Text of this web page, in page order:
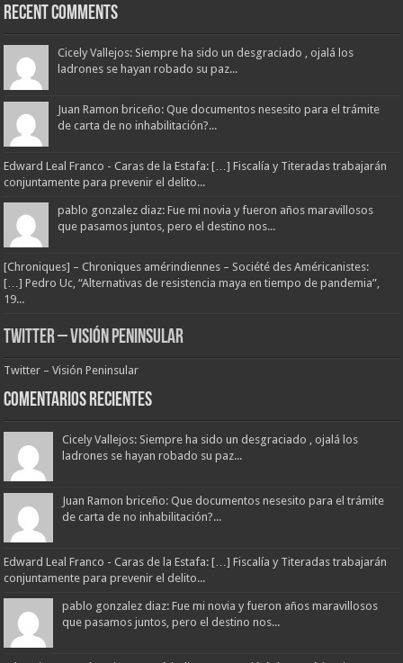
Recent Comments
Cicely Vallejos: Siempre ha sido un desgraciado , ojalá los
ladrones se hayan robado su paz...
Juan Ramon briceño: Que documentos nesesito para el trámite
de carta de no inhabilitación?...
Edward Leal Franco - Caras de la Estafa: […] Fiscalía y Titeradas trabajarán
conjuntamente para prevenir el delito...
pablo gonzalez diaz: Fue mi novia y fueron años maravillosos
que pasamos juntos, pero el destino nos...
[Chroniques] – Chroniques amérindiennes – Société des Américanistes:
[…] Pedro Uc, “Alternativas de resistencia maya en tiempo de pandemia”,
19...
Twitter – Visión Peninsular
Twitter – Visión Peninsular
Comentarios Recientes
Cicely Vallejos: Siempre ha sido un desgraciado , ojalá los
ladrones se hayan robado su paz...
Juan Ramon briceño: Que documentos nesesito para el trámite
de carta de no inhabilitación?...
Edward Leal Franco - Caras de la Estafa: […] Fiscalía y Titeradas trabajarán
conjuntamente para prevenir el delito...
pablo gonzalez diaz: Fue mi novia y fueron años maravillosos
que pasamos juntos, pero el destino nos...